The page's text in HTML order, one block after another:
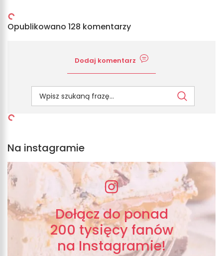
Opublikowano 128 komentarzy
Dodaj komentarz
Na instagramie
Dołącz do ponad
200 tysięcy fanów
na Instagramie!